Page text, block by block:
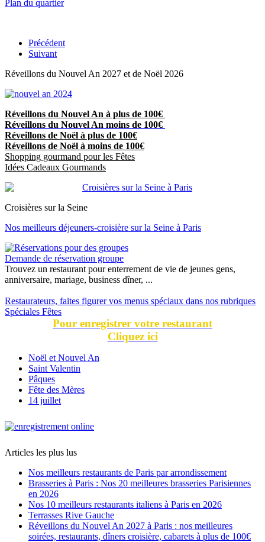
Plan du quartier
Précédent
Suivant
Réveillons du Nouvel An 2027 et de Noël 2026
Réveillons du Nouvel An à plus de 100€
Réveillons du Nouvel An moins de 100€
Réveillons de Noël à plus de 100€
Réveillons de Noël à moins de 100€
Shopping gourmand pour les Fêtes
Idées Cadeaux Gourmands
Croisières sur la Seine
Nos meilleurs déjeuners-croisière sur la Seine à Paris
Demande de réservation groupe
Trouvez un restaurant pour enterrement de vie de jeunes gens,
anniversaire, mariage, business dîner, ...
Restaurateurs, faites figurer vos menus spéciaux dans nos rubriques
Spéciales Fêtes
Pour enregistrer votre restaurant
Cliquez ici
Noël et Nouvel An
Saint Valentin
Pâques
Fête des Mères
14 juillet
Articles les plus lus
Nos meilleurs restaurants de Paris par arrondissement
Brasseries à Paris : Nos 20 meilleures brasseries Parisiennes
en 2026
Nos 10 meilleurs restaurants italiens à Paris en 2026
Terrasses Rive Gauche
Réveillons du Nouvel An 2027 à Paris : nos meilleures
soirées, restaurants, dîners croisière, cabarets à plus de 100€